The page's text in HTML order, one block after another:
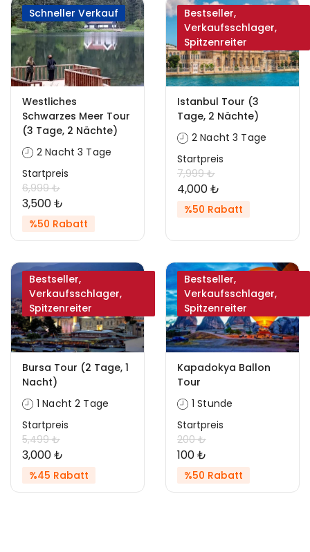
Schneller Verkauf
Westliches
Schwarzes Meer Tour
(3 Tage, 2 Nächte)
2 Nacht 3 Tage
Startpreis
6,999 ₺
3,500 ₺
%50 Rabatt
Bestseller,
Verkaufsschlager,
Spitzenreiter
Istanbul Tour (3
Tage, 2 Nächte)
2 Nacht 3 Tage
Startpreis
7,999 ₺
4,000 ₺
%50 Rabatt
Bestseller,
Verkaufsschlager,
Spitzenreiter
Bursa Tour (2 Tage, 1
Nacht)
1 Nacht 2 Tage
Startpreis
5,499 ₺
3,000 ₺
%45 Rabatt
Bestseller,
Verkaufsschlager,
Spitzenreiter
Kapadokya Ballon
Tour
1 Stunde
Startpreis
200 ₺
100 ₺
%50 Rabatt